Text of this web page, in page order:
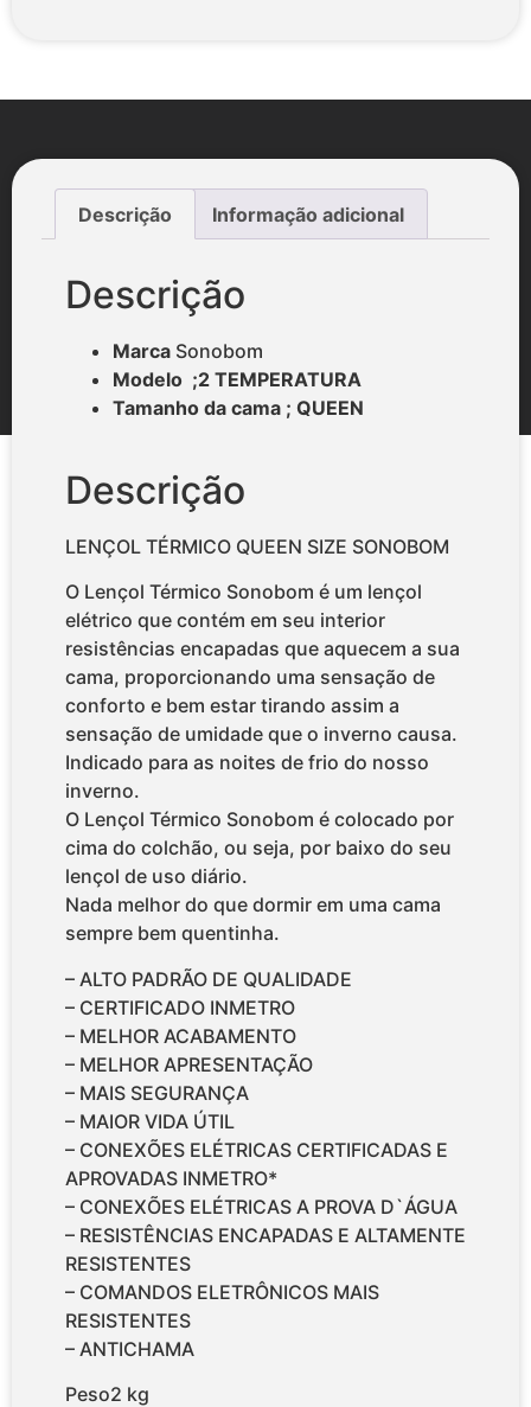
Descrição Informação adicional
Descrição
Marca Sonobom
Modelo ;2 TEMPERATURA
Tamanho da cama ; QUEEN
Descrição
LENÇOL TÉRMICO QUEEN SIZE SONOBOM
O Lençol Térmico Sonobom é um lençol
elétrico que contém em seu interior
resistências encapadas que aquecem a sua
cama, proporcionando uma sensação de
conforto e bem estar tirando assim a
sensação de umidade que o inverno causa.
Indicado para as noites de frio do nosso
inverno.
O Lençol Térmico Sonobom é colocado por
cima do colchão, ou seja, por baixo do seu
lençol de uso diário.
Nada melhor do que dormir em uma cama
sempre bem quentinha.
– ALTO PADRÃO DE QUALIDADE
– CERTIFICADO INMETRO
– MELHOR ACABAMENTO
– MELHOR APRESENTAÇÃO
– MAIS SEGURANÇA
– MAIOR VIDA ÚTIL
– CONEXÕES ELÉTRICAS CERTIFICADAS E
APROVADAS INMETRO*
– CONEXÕES ELÉTRICAS A PROVA D`ÁGUA
– RESISTÊNCIAS ENCAPADAS E ALTAMENTE
RESISTENTES
– COMANDOS ELETRÔNICOS MAIS
RESISTENTES
– ANTICHAMA
Peso2 kg